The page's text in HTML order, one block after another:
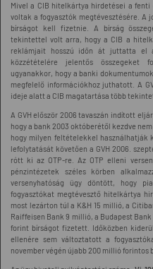
Mivel a CIB hitelkártya hirdetései a
voltak a fogyasztók megtévesztésére. A
bírságot kell fizetnie. A bírság
tekintettel volt arra, hogy a CIB a
reklámjait hosszú időn át juttatta el
közzétételére jelentős összegeket
ugyanakkor, hogy a banki
megfelelő információkhoz juthatott. A
ideje alatt a CIB magatartása több
A GVH először 2006 tavaszán indított
hogy a bank 2003 októberétől kezdve
hogy milyen feltételekkel
lefolytatását követően a GVH 2006.
rótt ki az OTP-re. Az OTP elleni
pénzintézetek széles körben
versenyhatóság ügy döntött, hogy
fogyasztókat megtévesztő hitelkártya
most lezárton túl a K&H 15 millió, a
Raiffeisen Bank 9 millió, a Budapest
forint bírságot fizetett. Időközben
ellenére sem változtatott a
november végén újabb 200 millió forintos